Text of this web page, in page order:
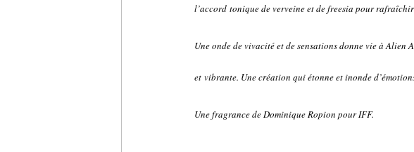
l’accord tonique de verveine et de freesia pour
Une onde de vivacité et de sensations donne vie à
et vibrante. Une création qui étonne et inonde
Une fragrance de Dominique Ropion pour IFF.